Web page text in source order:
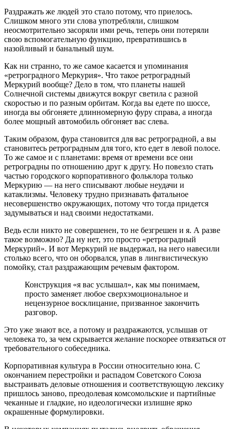
Раздражать же людей это стало потому, что приелось.
Слишком много эти слова употребляли, слишком
неосмотрительно засоряли ими речь, теперь они потеряли
свою вспомогательную функцию, превратившись в
назойливый и банальный шум.
Как ни странно, то же самое касается и упоминания
«ретроградного Меркурия». Что такое ретроградный
Меркурий вообще? Дело в том, что планеты нашей
Солнечной системы движутся вокруг светила с разной
скоростью и по разным орбитам. Когда вы едете по шоссе,
иногда вы обгоняете длинномерную фуру справа, а иногда
более мощный автомобиль обгоняет вас слева.
Таким образом, фура становится для вас ретроградной, а вы
становитесь ретроградным для того, кто едет в левой полосе.
То же самое и с планетами: время от времени все они
ретроградны по отношению друг к другу. Но повезло стать
частью городского корпоративного фольклора только
Меркурию — на него списывают любые неудачи и
катаклизмы. Человеку трудно признавать фатальное
несовершенство окружающих, потому что тогда придется
задумываться и над своими недостатками.
Ведь если никто не совершенен, то не безгрешен и я. А разве
такое возможно? Да ну нет, это просто «ретроградный
Меркурий». И вот Меркурий не выдержал, на него навесили
столько всего, что он оборвался, упав в лингвистическую
помойку, стал раздражающим речевым фактором.
Конструкция «я вас услышал», как мы понимаем,
просто заменяет любое сверхэмоциональное и
нецензурное восклицание, призванное закончить
разговор.
Это уже знают все, а потому и раздражаются, услышав от
человека то, за чем скрывается желание поскорее отвязаться от
требовательного собеседника.
Корпоративная культура в России относительно юна. С
окончанием перестройки и распадом Советского Союза
выстраивать деловые отношения и соответствующую лексику
пришлось заново, преодолевая комсомольские и партийные
чеканные и гладкие, но идеологически излишне ярко
окрашенные формулировки.